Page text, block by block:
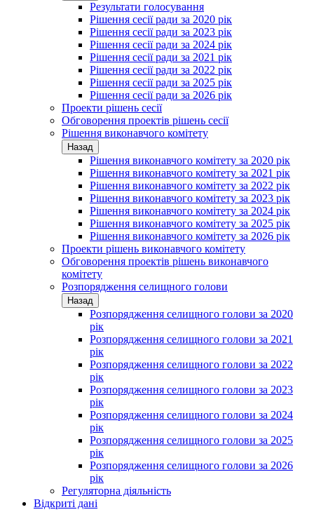
Результати голосування
Рішення сесії ради за 2020 рік
Рішення сесії ради за 2023 рік
Рішення сесії ради за 2024 рік
Рішення сесії ради за 2021 рік
Рішення сесії ради за 2022 рік
Рішення сесії ради за 2025 рік
Рішення сесії ради за 2026 рік
Проекти рішень сесії
Обговорення проектів рішень сесії
Рішення виконавчого комітету
Назад
Рішення виконавчого комітету за 2020 рік
Рішення виконавчого комітету за 2021 рік
Рішення виконавчого комітету за 2022 рік
Рішення виконавчого комітету за 2023 рік
Рішення виконавчого комітету за 2024 рік
Рішення виконавчого комітету за 2025 рік
Рішення виконавчого комітету за 2026 рік
Проекти рішень виконавчого комітету
Обговорення проектів рішень виконавчого
комітету
Розпорядження селищного голови
Назад
Розпорядження селищного голови за 2020
рік
Розпорядження селищного голови за 2021
рік
Розпорядження селищного голови за 2022
рік
Розпорядження селищного голови за 2023
рік
Розпорядження селищного голови за 2024
рік
Розпорядження селищного голови за 2025
рік
Розпорядження селищного голови за 2026
рік
Регуляторна діяльність
Відкриті дані